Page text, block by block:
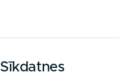
Sīkdatnes